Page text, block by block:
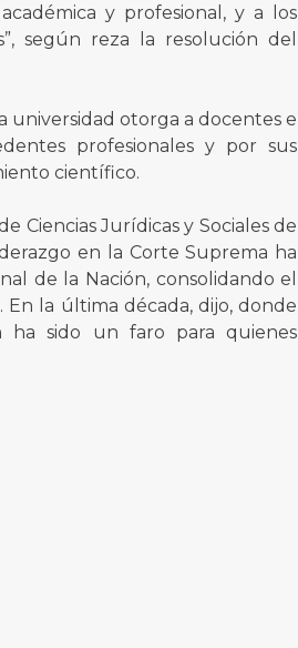
y profesional, y a los
según reza la resolución del
universidad otorga a docentes e
profesionales y por sus
científico.
Ciencias Jurídicas y Sociales de
en la Corte Suprema ha
de la Nación, consolidando el
la última década, dijo, donde
ha sido un faro para quienes